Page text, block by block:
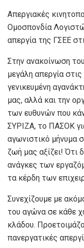
Απεργιακές
Ομοσπονδία
απεργία της ΓΣΕΕ
Στην ανακοίνωση
μεγάλη απεργία
γενικευμένη
μας, αλλά και την
των ευθυνών που
ΣΥΡΙΖΑ, το ΠΑΣΟΚ
αγωνιστικό μήνυμα
ζωή μας αξίζει! Ότι
ανάγκες των
τα κέρδη των
Συνεχίζουμε με
του αγώνα σε κάθε
κλάδου.
πανεργατικές